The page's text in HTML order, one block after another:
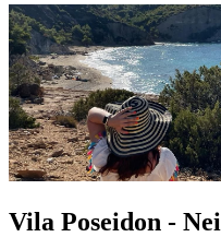
Vila Poseidon -